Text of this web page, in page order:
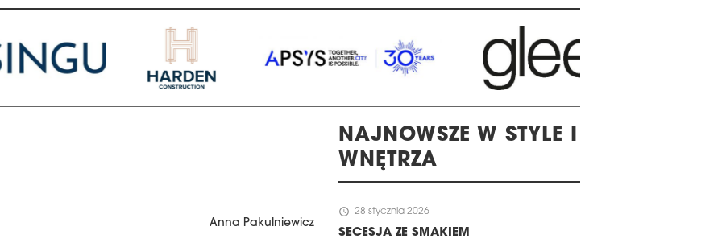
Anna Pakulniewicz
NAJNOWSZE W STYLE I
WNĘTRZA
schedule 28 stycznia 2026
SECESJA ZE SMAKIEM